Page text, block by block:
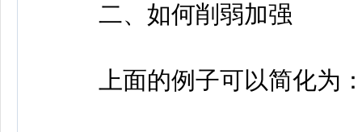
二、如何削弱加强
上面的例子可以简化为：